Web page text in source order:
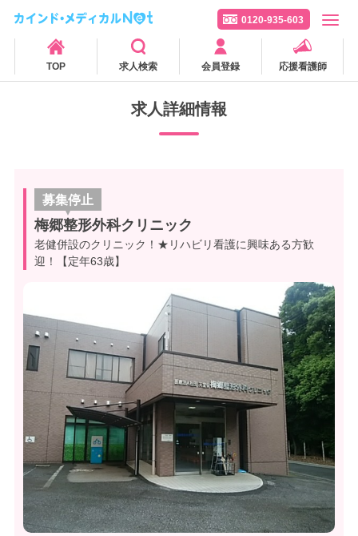
0120-935-603
TOP 求人検索 会員登録 応援看護師
求人詳細情報
募集停止
梅郷整形外科クリニック
老健併設のクリニック！★リハビリ看護に興味ある方歓
迎！【定年63歳】